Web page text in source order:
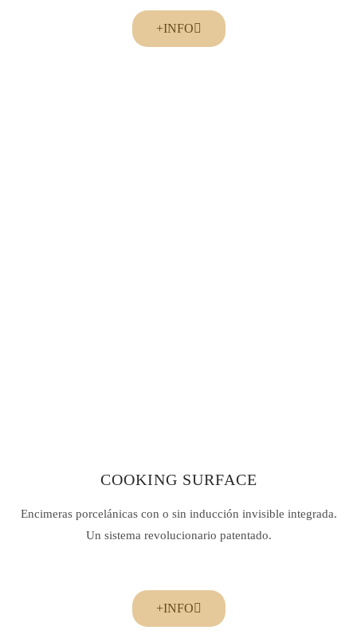
+INFO
COOKING SURFACE
Encimeras porcelánicas con o sin inducción invisible integrada.
Un sistema revolucionario patentado.
+INFO